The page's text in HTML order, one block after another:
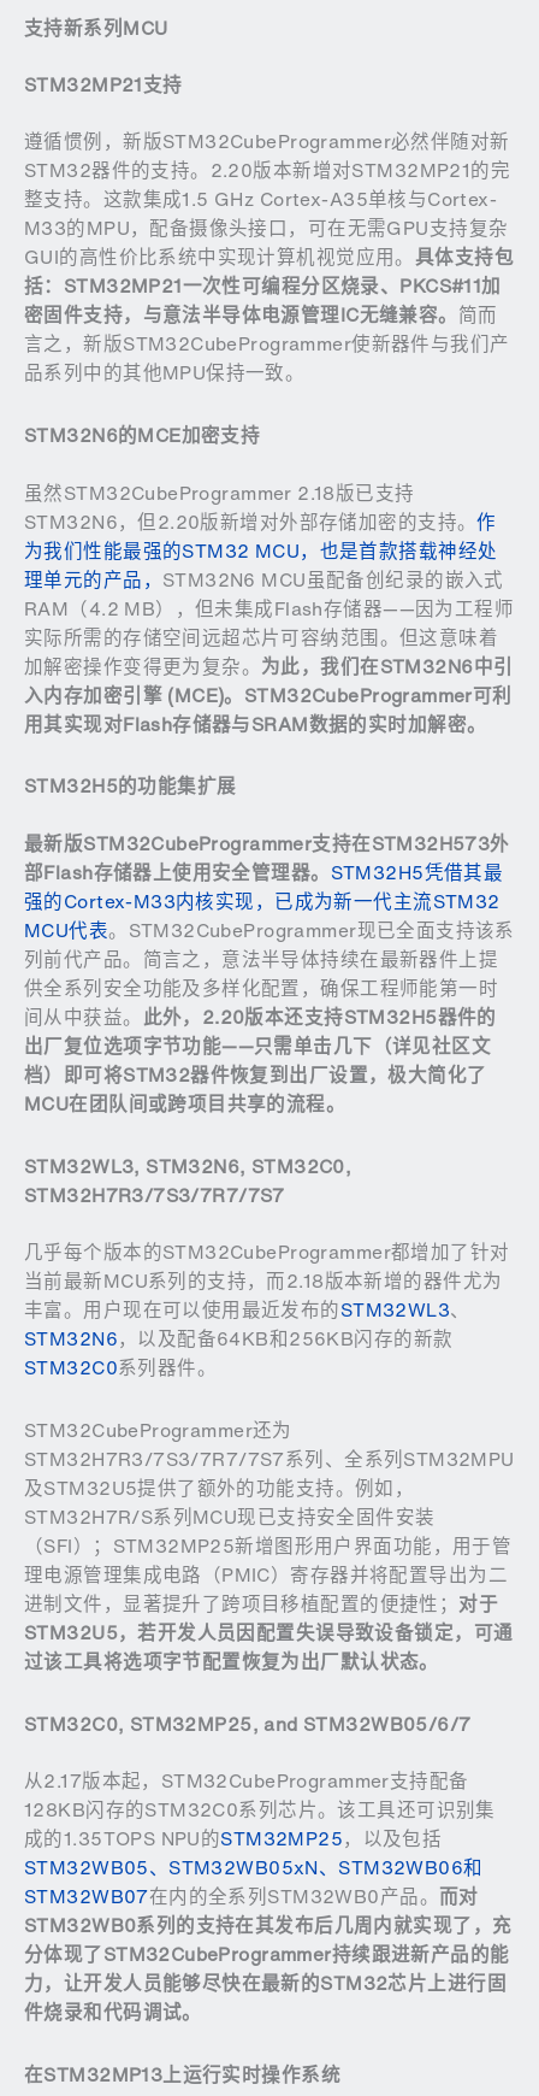
支持新系列MCU
STM32MP21支持
遵循惯例，新版STM32CubeProgrammer必然伴随对新
STM32器件的支持。2.20版本新增对STM32MP21的完
整支持。这款集成1.5 GHz Cortex-A35单核与Cortex-
M33的MPU，配备摄像头接口，可在无需GPU支持复杂
GUI的高性价比系统中实现计算机视觉应用。 具体支持包
括： STM32MP21一次性可编程分区烧录、 PKCS#11加
密固件支持，与意法半导体电源管理IC无缝兼容。 简而
言之，新版STM32CubeProgrammer使新器件与我们产
品系列中的其他MPU保持一致。
STM32N6的MCE加密支持
虽然STM32CubeProgrammer 2.18版已支持
STM32N6，但2.20版新增对外部存储加密的支持。作
为我们性能最强的STM32 MCU，也是首款搭载神经处
理单元的产品， STM32N6 MCU虽配备创纪录的嵌入式
RAM（4.2 MB），但未集成Flash存储器——因为工程师
实际所需的存储空间远超芯片可容纳范围。但这意味着
加解密操作变得更为复杂。 为此，我们在STM32N6中引
入内存加密引擎(MCE)。 STM32CubeProgrammer可利
用其实现对Flash存储器与SRAM数据的实时加解密。
STM32H5的功能集扩展
最新版STM32CubeProgrammer支持在STM32H573外
部Flash存储器上使用安全管理器。 STM32H5凭借其最
强的Cortex-M33内核实现，已成为新一代主流STM32
MCU代表。STM32CubeProgrammer现已全面支持该系
列前代产品。简言之，意法半导体持续在最新器件上提
供全系列安全功能及多样化配置，确保工程师能第一时
间从中获益。 此外， 2.20版本还支持STM32H5器件的
出厂复位选项字节功能——只需单击几下（详见社区文
档）即可将STM32器件恢复到出厂设置，极大简化了
MCU在团队间或跨项目共享的流程。
STM32WL3, STM32N6, STM32C0,
STM32H7R3/7S3/7R7/7S7
几乎每个版本的STM32CubeProgrammer都增加了针对
当前最新MCU系列的支持，而2.18版本新增的器件尤为
丰富。用户现在可以使用最近发布的STM32WL3、
STM32N6，以及配备64KB和256KB闪存的新款
STM32C0系列器件。
STM32CubeProgrammer还为
STM32H7R3/7S3/7R7/7S7系列、全系列STM32MPU
及STM32U5提供了额外的功能支持。例如，
STM32H7R/S系列MCU现已支持安全固件安装
（SFI）；STM32MP25新增图形用户界面功能，用于管
理电源管理集成电路（PMIC）寄存器并将配置导出为二
进制文件，显著提升了跨项目移植配置的便捷性；对于
STM32U5，若开发人员因配置失误导致设备锁定，可通
过该工具将选项字节配置恢复为出厂默认状态。
STM32C0, STM32MP25, and STM32WB05/6/7
从2.17版本起，STM32CubeProgrammer支持配备
128KB闪存的STM32C0系列芯片。该工具还可识别集
成的1.35TOPS NPU的STM32MP25，以及包括
STM32WB05、STM32WB05xN、STM32WB06和
STM32WB07在内的全系列STM32WB0产品。 而对
STM32WB0系列的支持在其发布后几周内就实现了，充
分体现了STM32CubeProgrammer持续跟进新产品的能
力，让开发人员能够尽快在最新的STM32芯片上进行固
件烧录和代码调试。
在STM32MP13上运行实时操作系统